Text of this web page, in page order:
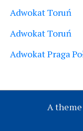
Adwokat Toruń
Adwokat Toruń
Adwokat Praga
A